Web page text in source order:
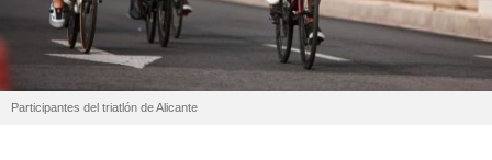
Participantes del triatlón de Alicante